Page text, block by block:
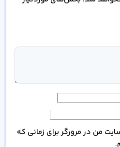
من در مرورگر برای زمانی که